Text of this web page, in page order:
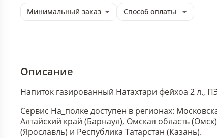
Минимальный заказ Способ оплаты
Описание
Напиток газированный Натахтари фейхоа 2 л.,
Сервис На_полке доступен в регионах:
Алтайский край (Барнаул), Омская область
(Ярославль) и Республика Татарстан (Казань).